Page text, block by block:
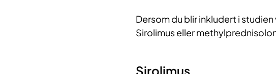
Dersom du blir inkludert i
Sirolimus eller
Sirolimus